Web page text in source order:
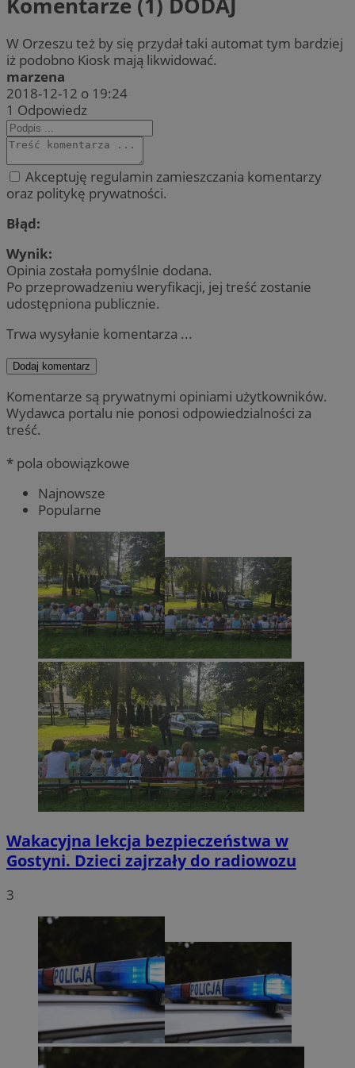
W Orzeszu też by się przydał taki automat tym bardziej
iż podobno Kiosk mają likwidować.
marzena
2018-12-12 o 19:24
1 Odpowiedz
Akceptuję regulamin zamieszczania komentarzy
oraz politykę prywatności.
Błąd:
Wynik:
Opinia została pomyślnie dodana.
Po przeprowadzeniu weryfikacji, jej treść zostanie
udostępniona publicznie.
Trwa wysyłanie komentarza ...
Dodaj komentarz
Komentarze są prywatnymi opiniami użytkowników.
Wydawca portalu nie ponosi odpowiedzialności za
treść.
* pola obowiązkowe
Najnowsze
Popularne
Wakacyjna lekcja bezpieczeństwa w
Gostyni. Dzieci zajrzały do radiowozu
3